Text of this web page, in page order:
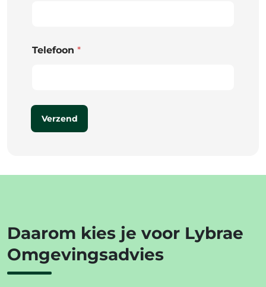
Telefoon *
Verzend
Daarom kies je voor Lybrae
Omgevingsadvies